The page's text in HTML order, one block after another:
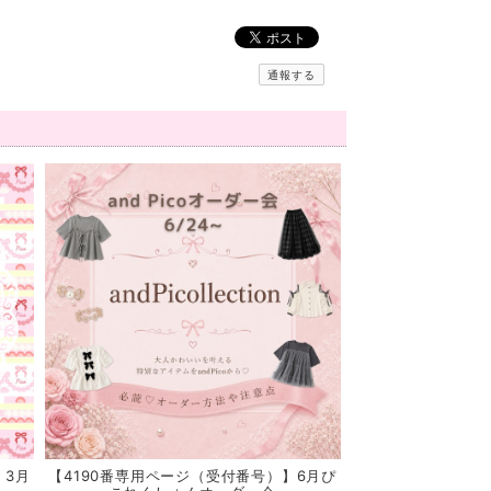
通報する
月
【4190番専用ページ（受付番号）】6月ぴ